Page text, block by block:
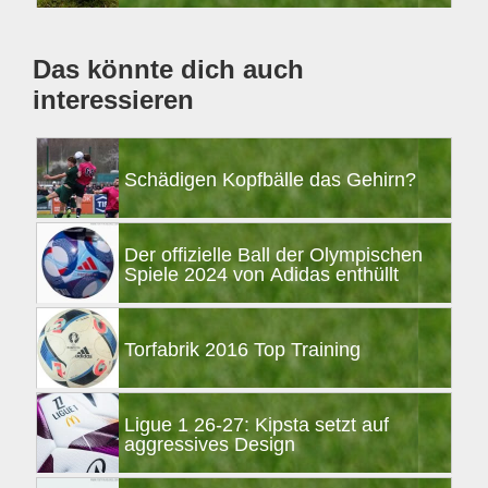
Das könnte dich auch
interessieren
Schädigen Kopfbälle das Gehirn?
Der offizielle Ball der Olympischen
Spiele 2024 von Adidas enthüllt
Torfabrik 2016 Top Training
Ligue 1 26-27: Kipsta setzt auf
aggressives Design